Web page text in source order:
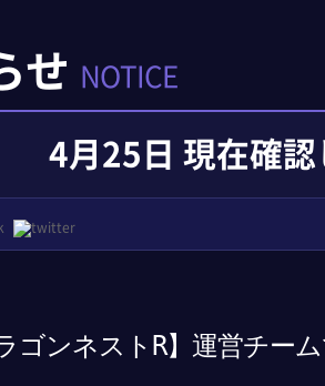
せ NOTICE
4月25日 現在確
ゴンネストR】運営チー